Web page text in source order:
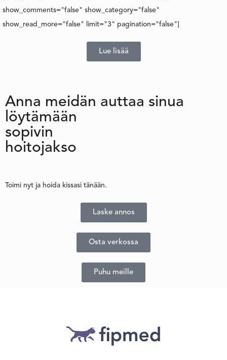
show_comments="false" show_category="false"
show_read_more="false" limit="3" pagination="false"]
Lue lisää
Anna meidän auttaa sinua
löytämään
sopivin
hoitojakso
Toimi nyt ja hoida kissasi tänään.
Laske annos
Osta verkossa
Puhu meille